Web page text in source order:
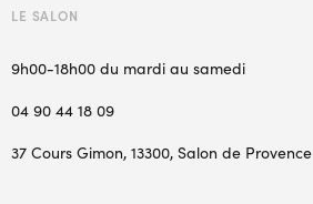
LE SALON
9h00-18h00 du mardi au samedi
04 90 44 18 09
37 Cours Gimon, 13300, Salon de Provence